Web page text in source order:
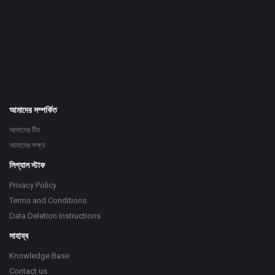
আমাদের সম্পর্কিত
আমাদের টিম
আমাদের লক্ষ্য
লিগ্যাল স্টাফ
Privacy Policy
Terms and Conditions
Data Deletion Instructions
সাহায্য
Knowledge Base
Contact us